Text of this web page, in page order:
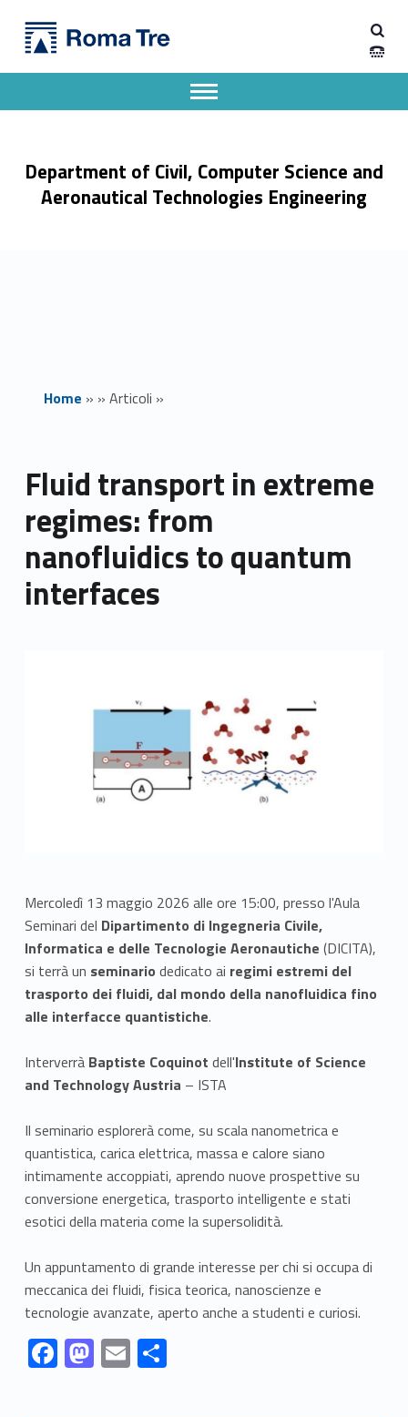
Fluid transport in extreme regimes: from nanofluidics to quantum interfaces - Dipartimento di Ingegneria Civile, Informatica e delle Tecnologie Aeronautiche
Department of Civil, Computer Science and
Aeronautical Technologies Engineering
Apri il menu secondario
Header info sidebar
Home » » Articoli »
Fluid transport in extreme
regimes: from
nanofluidics to quantum
interfaces
Mercoledì 13 maggio 2026 alle ore 15:00, presso l'Aula
Seminari del Dipartimento di Ingegneria Civile,
Informatica e delle Tecnologie Aeronautiche (DICITA),
si terrà un seminario dedicato ai regimi estremi del
trasporto dei fluidi, dal mondo della nanofluidica fino
alle interfacce quantistiche.
Interverrà Baptiste Coquinot dell'Institute of Science
and Technology Austria – ISTA
Il seminario esplorerà come, su scala nanometrica e
quantistica, carica elettrica, massa e calore siano
intimamente accoppiati, aprendo nuove prospettive su
conversione energetica, trasporto intelligente e stati
esotici della materia come la supersolidità.
Un appuntamento di grande interesse per chi si occupa di
meccanica dei fluidi, fisica teorica, nanoscienze e
tecnologie avanzate, aperto anche a studenti e curiosi.
Link identifier #identifier__153114-1
F
ac
Link identifier #identifier__151890-2 M
as
Link identifier #identifier__95236-3 E
m
Link identifier #identifier__110031-4 S
h